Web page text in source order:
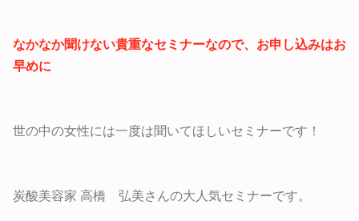
なかなか聞けない貴重なセミナーなので、お申し込みはお
早めに
世の中の女性には一度は聞いてほしいセミナーです！
炭酸美容家 高橋 弘美さんの大人気セミナーです。